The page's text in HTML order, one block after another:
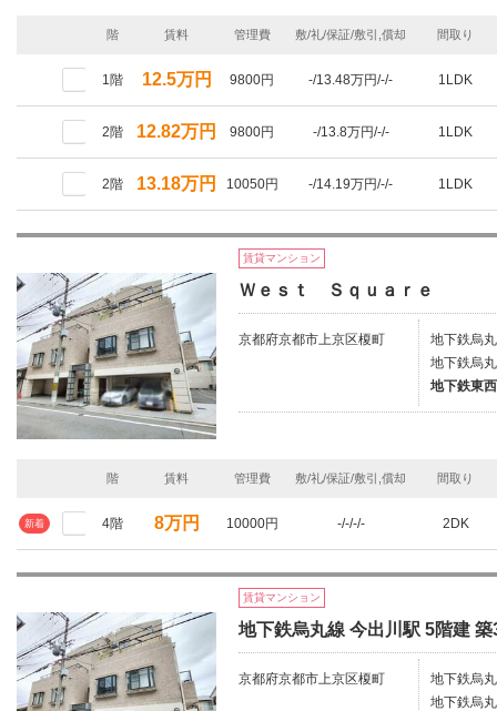
階 賃料 管理費 敷/礼/保証/敷引,償却 間取り
1階 12.5万円 9800円 -/13.48万円/-/- 1LDK
2階 12.82万円 9800円 -/13.8万円/-/- 1LDK
2階 13.18万円 10050円 -/14.19万円/-/- 1LDK
賃貸マンション
Ｗｅｓｔ Ｓｑｕａｒｅ
京都府京都市上京区榎町
地下鉄烏
地下鉄烏
地下鉄東
階 賃料 管理費 敷/礼/保証/敷引,償却 間取り
新着 4階 8万円 10000円 -/-/-/- 2DK
賃貸マンション
地下鉄烏丸線 今出川駅 5階建 築
京都府京都市上京区榎町
地下鉄烏
地下鉄烏